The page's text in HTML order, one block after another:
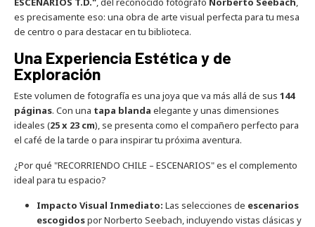
es precisamente eso: una obra de arte visual perfecta para tu mesa
de centro o para destacar en tu biblioteca.
Una Experiencia Estética y de
Exploración
Este volumen de fotografía es una joya que va más allá de sus 144
páginas. Con una tapa blanda elegante y unas dimensiones
ideales (25 x 23 cm), se presenta como el compañero perfecto para
el café de la tarde o para inspirar tu próxima aventura.
¿Por qué "RECORRIENDO CHILE – ESCENARIOS" es el complemento
ideal para tu espacio?
Impacto Visual Inmediato: Las selecciones de escenarios
escogidospor Norberto Seebach, incluyendo vistas clásicas y